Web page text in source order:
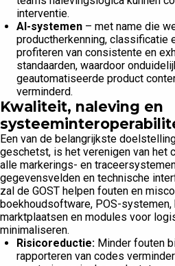
interventie.
AI-systemen – met name die
productherkenning, classificatie
profiteren van consistente en
standaarden, waardoor
geautomatiseerde product
verminderd.
Kwaliteit, naleving en
Een van de belangrijkste
geschetst, is het verenigen van het
alle markerings- en
gegevensvelden en technische
zal de GOST helpen fouten en
boekhoudsoftware, POS-
marktplaatsen en modules voor
minimaliseren.
Risicoreductie: Minder fouten
rapporteren van codes